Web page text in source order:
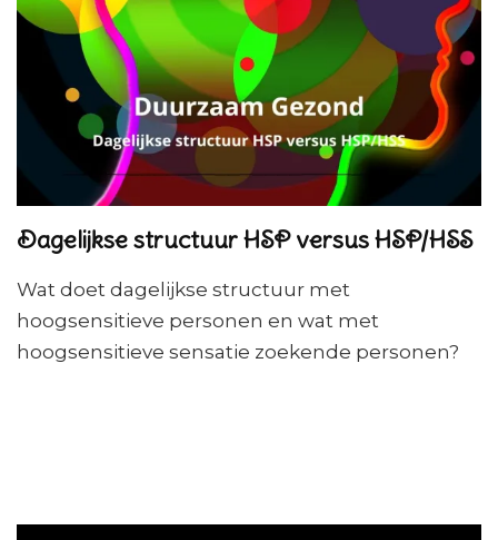
Dagelijkse structuur HSP versus HSP/HSS
Wat doet dagelijkse structuur met
hoogsensitieve personen en wat met
hoogsensitieve sensatie zoekende personen?